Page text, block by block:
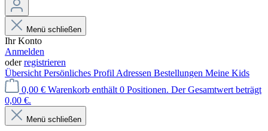
Menü schließen
Ihr Konto
Anmelden
oderregistrieren
Übersicht Persönliches Profil Adressen Bestellungen Meine Kids
0,00 € Warenkorb enthält 0 Positionen. Der Gesamtwert beträgt
0,00 €.
Menü schließen